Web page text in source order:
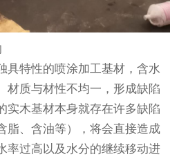
响
特性的喷涂加工基材，含水
材质与材性不均一，形成缺陷
实木基材本身就存在许多缺陷
脂、含油等），将会直接造成
率过高以及水分的继续移动进